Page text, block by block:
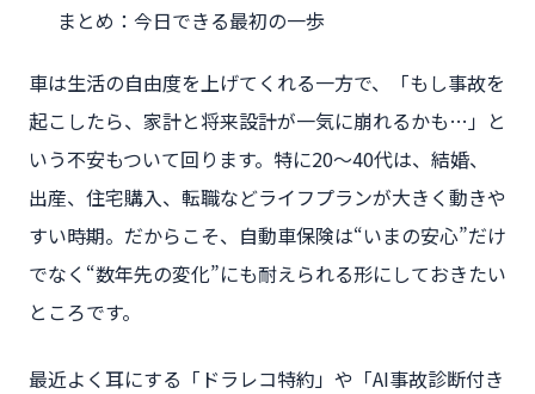
まとめ：今日できる最初の一歩
車は生活の自由度を上げてくれる一方で、「もし事故を
起こしたら、家計と将来設計が一気に崩れるかも…」と
いう不安もついて回ります。特に20〜40代は、結婚、
出産、住宅購入、転職などライフプランが大きく動きや
すい時期。だからこそ、自動車保険は“いまの安心”だけ
でなく“数年先の変化”にも耐えられる形にしておきたい
ところです。
最近よく耳にする「ドラレコ特約」や「AI事故診断付き